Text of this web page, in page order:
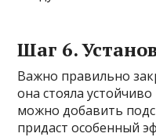
Шаг 6.
Важно правильно
она стояла
можно добавить
придаст особенный